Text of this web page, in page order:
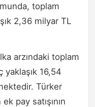
toplam
2,36 milyar TL
arzındaki toplam
yaklaşık 16,54
Türker
pay satışının